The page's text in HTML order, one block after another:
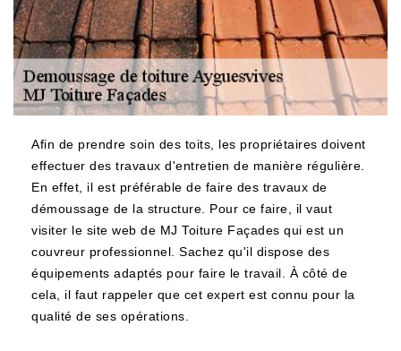
Afin de prendre soin des toits, les propriétaires doivent
effectuer des travaux d'entretien de manière régulière.
En effet, il est préférable de faire des travaux de
démoussage de la structure. Pour ce faire, il vaut
visiter le site web de MJ Toiture Façades qui est un
couvreur professionnel. Sachez qu'il dispose des
équipements adaptés pour faire le travail. À côté de
cela, il faut rappeler que cet expert est connu pour la
qualité de ses opérations.